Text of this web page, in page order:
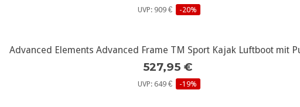
UVP: 909 € -20%
Advanced Elements Advanced Frame TM Sport Kajak Luftboot mit
527,95 €
UVP: 649 € -19%